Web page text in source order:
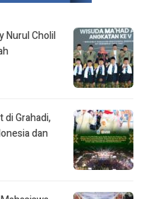
Nurul Cholil
di Grahadi,
dan